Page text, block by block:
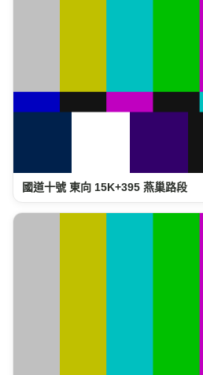
國道十號 東向 15K+395 燕巢路段